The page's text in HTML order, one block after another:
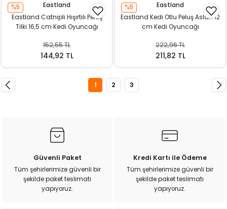
%5
Eastland
Eastland Catnipli Hışırtılı Peluş
Tilki 16,5 cm Kedi Oyuncağı
152,55 TL
144,92 TL
%5
Eastland
Eastland Kedi Otlu Peluş Aslan 12
cm Kedi Oyuncağı
222,96 TL
211,82 TL
1 2 3
Güvenli Paket
Tüm şehirlerimize güvenli bir
şekilde paket teslimatı
yapıyoruz.
Kredi Kartı ile Ödeme
Tüm şehirlerimize güvenli bir
şekilde paket teslimatı
yapıyoruz.